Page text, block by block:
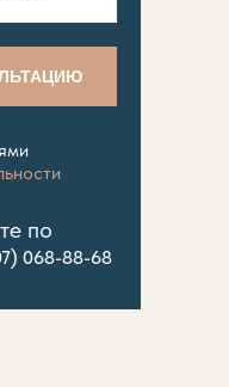
по
068-88-68